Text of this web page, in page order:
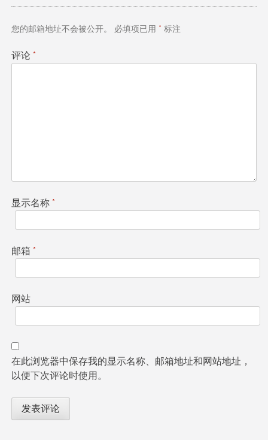
航
您的邮箱地址不会被公开。 必填项已用 * 标注
评论 *
显示名称 *
邮箱 *
网站
在此浏览器中保存我的显示名称、邮箱地址和网站地址，
以便下次评论时使用。